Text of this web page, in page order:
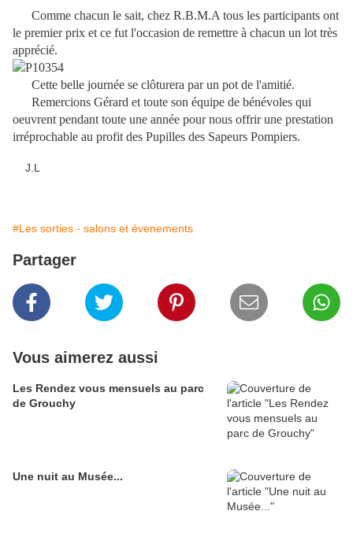
Comme chacun le sait, chez R.B.M.A tous les participants ont
le premier prix et ce fut l'occasion de remettre à chacun un lot très
apprécié.
Cette belle journée se clôturera par un pot de l'amitié.
Remercions Gérard et toute son équipe de bénévoles qui
oeuvrent pendant toute une année pour nous offrir une prestation
irréprochable au profit des Pupilles des Sapeurs Pompiers.
J.L
#Les sorties - salons et évenements
Partager
Vous aimerez aussi
Les Rendez vous mensuels au parc
de Grouchy
Une nuit au Musée...